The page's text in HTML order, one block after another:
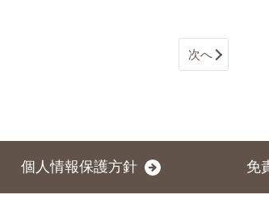
次へ
個人情報保護方針 免